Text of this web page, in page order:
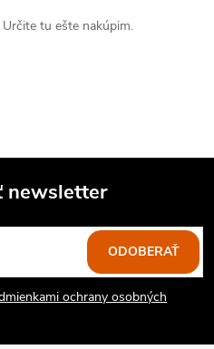
tu ešte nakúpim.
newsletter
ochrany osobných
ODOBERAŤ